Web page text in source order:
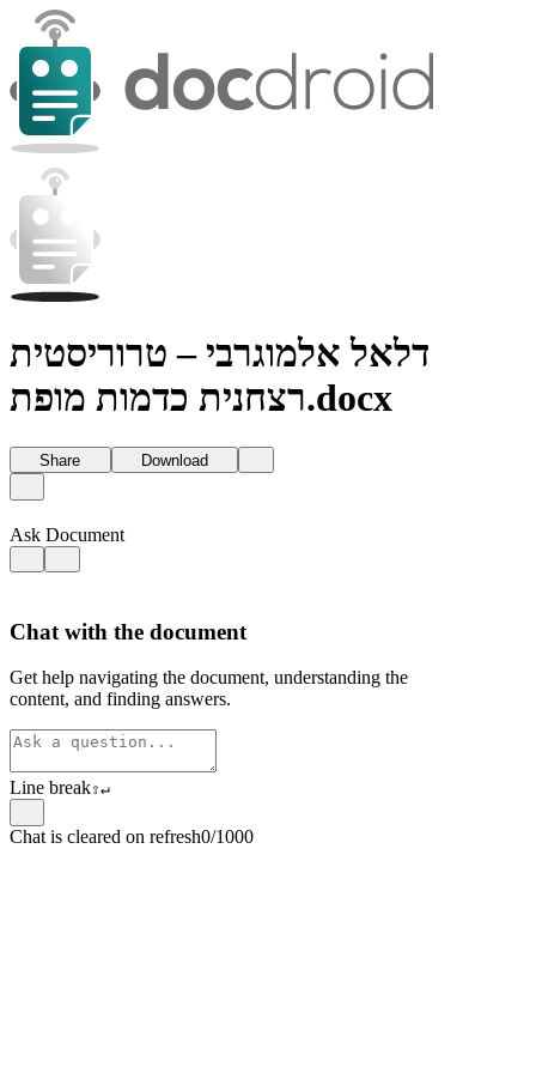
דלאל אלמוגרבי – טרוריסטית
רצחנית כדמות מופת.docx
Share Download
Ask Document
Chat with the document
Get help navigating the document, understanding the
content, and finding answers.
Line break⇧↵
Chat is cleared on refresh0/1000